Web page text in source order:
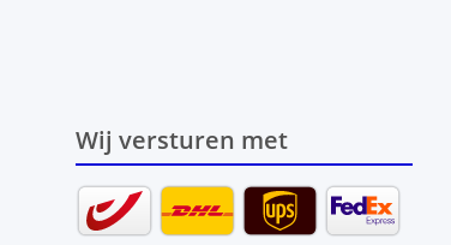
Wij versturen met